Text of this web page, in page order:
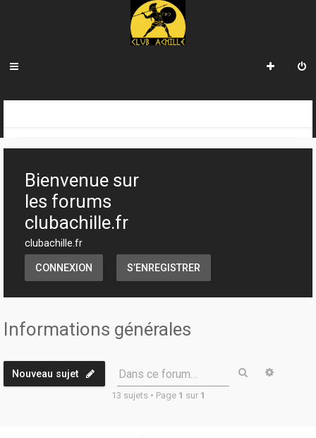
Bienvenue sur
les forums
clubachille.fr
clubachille.fr
CONNEXION S’ENREGISTRER
Informations générales
Nouveau sujet Dans ce forum… Rechercher
13 sujets • Page 1 sur 1